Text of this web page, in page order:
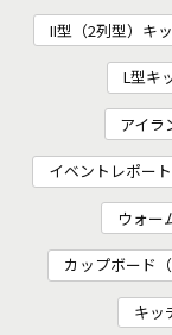
II型（2列型）キ
L型キ
アイラ
イベントレポート
ウォー
カップボード（
キッ